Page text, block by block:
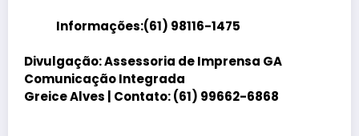
Informações:(61) 98116-1475
Divulgação: Assessoria de Imprensa GA
Comunicação Integrada
Greice Alves | Contato: (61) 99662-6868